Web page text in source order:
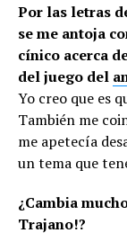
Por las letras
se me antoja
cínico acerca
del juego del
Yo creo que es
También me
me apetecía
un tema que
¿Cambia
Trajano!?